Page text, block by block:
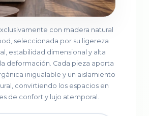
con madera natural
seleccionada por su ligereza
estabilidad dimensional y alta
deformación. Cada pieza aporta
inigualable y un aislamiento
convirtiendo los espacios en
de confort y lujo atemporal.